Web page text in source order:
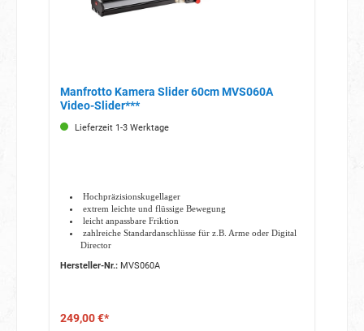
Manfrotto Kamera Slider 60cm MVS060A
Video-Slider***
Lieferzeit 1-3 Werktage
Hochpräzisionskugellager
extrem leichte und flüssige Bewegung
leicht anpassbare Friktion
zahlreiche Standardanschlüsse für z.B. Arme oder Digital
Director
Hersteller-Nr.:MVS060A
249,00 €*